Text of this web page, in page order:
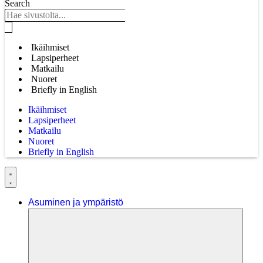
Search
Ikäihmiset
Lapsiperheet
Matkailu
Nuoret
Briefly in English
Ikäihmiset
Lapsiperheet
Matkailu
Nuoret
Briefly in English
Asuminen ja ympäristö